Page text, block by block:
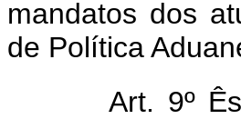
mandatos dos
de Política
Art. 9º